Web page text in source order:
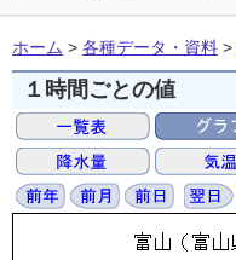
ホーム > 各種データ・資料 >
１時間ごとの値